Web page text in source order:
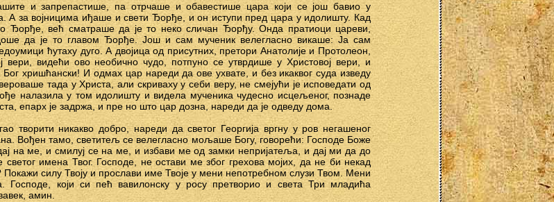
и запрепастише, па отрчаше и обавестише цара који се још бавио у
за војницима иђаше и свети Ђорђе, и он иступи пред цара у идолишту. Кад
Ђорђе, већ сматраше да је то неко сличан Ђорђу. Онда пратиоци цареви,
да је то главом Ђорђе. Још и сам мученик велегласно викаше: Ја сам
ћутаху дуго. А двојица од присутних, претори Анатолије и Протолеон,
вери, видећи ово необично чудо, потпуно се утврдише у Христовој вери, и
хришћански! И одмах цар нареди да ове ухвате, и без икаквог суда изведу
тада у Христа, али скриваху у себи веру, не смејући је исповедати од
налазила у том идолишту и видела мученика чудесно исцељеног, познаде
епарх је задржа, и пре но што цар дозна, нареди да је одведу дома.
творити никакво добро, нареди да светог Георгија вргну у ров негашеног
Вођен тамо, светитељ се велегласно мољаше Богу, говорећи: Господе Боже
на ме, и смилуј се на ме, и избави ме од замки непријатеља, и дај ми да до
имена Твог. Господе, не остави ме због грехова мојих, да не би некад
Покажи силу Твоју и прослави име Твоје у мени непотребном слузи Твом. Мени
Господе, који си пећ вавилонску у росу претворио и света Три младића
амин.